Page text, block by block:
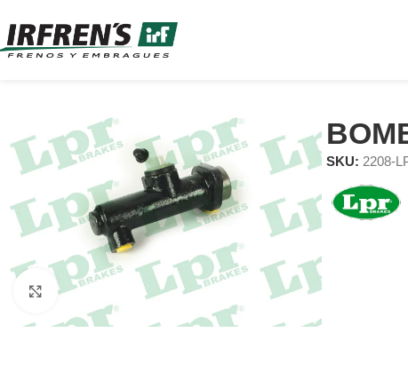
Clic para ampliar
SKU: 2208-